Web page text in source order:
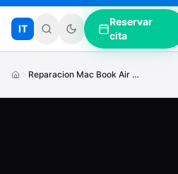
IT
Reservar
cita
Reparacion Mac Book Air M3